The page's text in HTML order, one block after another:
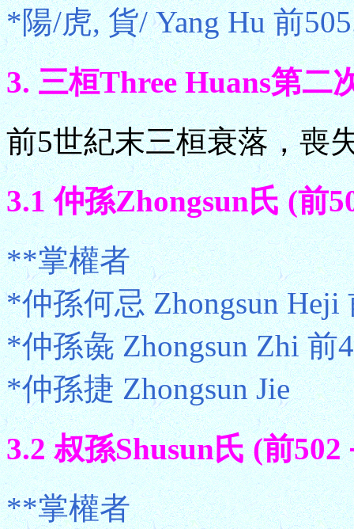
*陽/虎, 貨/ Yang Hu 前
3. 三桓Three Huans第二
前5世紀末三桓衰落，喪
3.1 仲孫Zhongsun氏 (前
**掌權者
*仲孫何忌 Zhongsun Heji
*仲孫彘 Zhongsun Zhi 前
*仲孫捷 Zhongsun Jie
3.2 叔孫Shusun氏 (前502
**掌權者